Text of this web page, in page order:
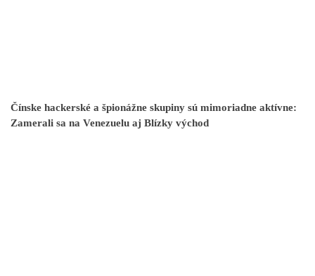
Čínske hackerské a špionážne skupiny sú mimoriadne aktívne:
Zamerali sa na Venezuelu aj Blízky východ